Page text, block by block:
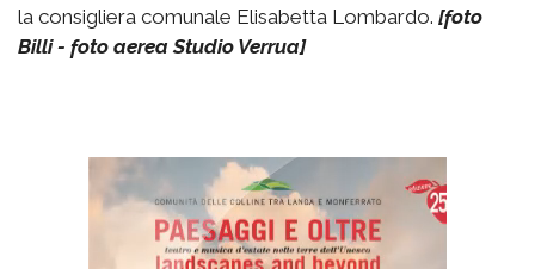
la consigliera comunale Elisabetta Lombardo. [foto
Billi - foto aerea Studio Verrua]